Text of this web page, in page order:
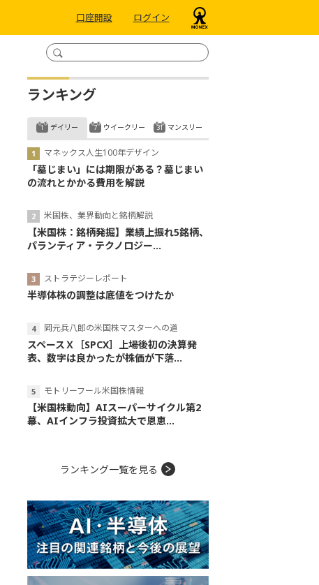
口座開設 ログイン
ランキング
デイリー
マネックス人生100年デザイン
「墓じまい」には期限がある？墓じまい
の流れとかかる費用を解説
米国株、業界動向と銘柄解説
【米国株：銘柄発掘】業績上振れ5銘柄、
パランティア・テクノロジー...
ストラテジーレポート
半導体株の調整は底値をつけたか
岡元兵八郎の米国株マスターへの道
スペースＸ［SPCX］上場後初の決算発
表、数字は良かったが株価が下落...
モトリーフール米国株情報
【米国株動向】AIスーパーサイクル第2
幕、AIインフラ投資拡大で恩恵...
ウイークリー マンスリー
ランキング一覧を見る